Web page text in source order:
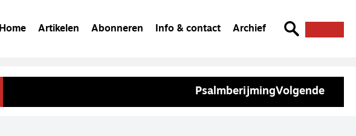
Home Artikelen Abonneren Info & contact Archief
PsalmberijmingVolgende